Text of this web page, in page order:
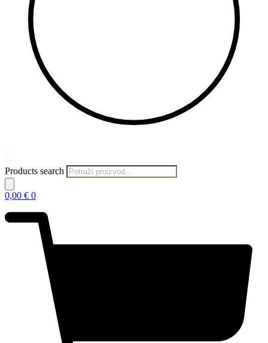
Products search
0,00 € 0